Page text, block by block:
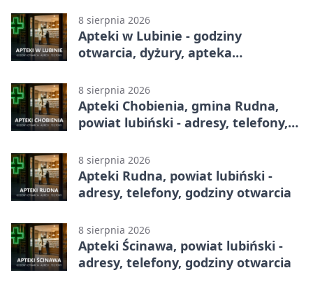
8 sierpnia 2026
Apteki w Lubinie - godziny
otwarcia, dyżury, apteka
8 sierpnia 2026
Apteki Chobienia, gmina Rudna,
powiat lubiński - adresy, telefony,
8 sierpnia 2026
Apteki Rudna, powiat lubiński -
adresy, telefony, godziny otwarcia
8 sierpnia 2026
Apteki Ścinawa, powiat lubiński -
adresy, telefony, godziny otwarcia